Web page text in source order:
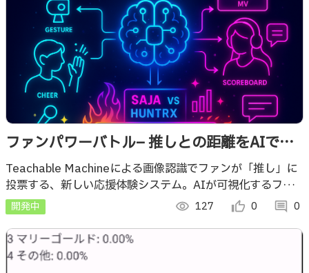
ファンパワーバトル– 推しとの距離をAIでゼ
ロに！
Teachable Machineによる画像認識でファンが「推し」に
投票する、新しい応援体験システム。AIが可視化するファ
ンの熱量。推し活をもっと身近に、もっと熱く。
開発中 visibility 127 thumb_up_alt 0 comment 0